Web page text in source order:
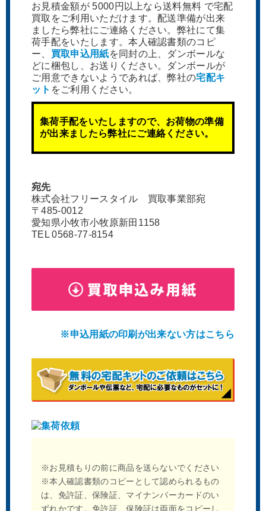
お見積金額が 5000円以上なら送料無料 で宅配
買取をご利用いただけます。配送準備が出来
ましたら弊社にご連絡ください。弊社にて集
荷手配をいたします。本人確認書類のコピ
ー、 買取申込用紙を同封の上、ダンボールな
どに梱包し、お送りください。ダンボールが
ご用意できないようであれば、弊社の宅配キ
ット をご利用ください。
集荷手配をいたしますので、お荷物の準備
が出来ましたら弊社にご連絡ください。
宛先
株式会社フリースタイル 買取事業部宛
〒485-0012
愛知県小牧市小牧原新田1158
TEL 0568-77-8154
※申込用紙の印刷が出来ない方はこちら
※お見積もりの前に商品を送らないでください
※本人確認書類のコピーとして認められるもの
は、免許証、保険証、マイナンバーカードのい
ずれかです。免許証、保険証は両面をコピーし